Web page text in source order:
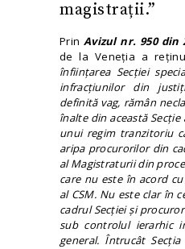
magistrații.”
Prin Avizul nr. 950 din
de la Veneția a
înfiinţarea Secției
infracțiunilor din
definită vag, rămân
înalte din această
unui regim tranzitoriu
aripa procurorilor din
al Magistraturii din
care nu este în acord
al CSM. Nu este clar în
cadrul Secţiei și
sub controlul ierarhic
general. Întrucât